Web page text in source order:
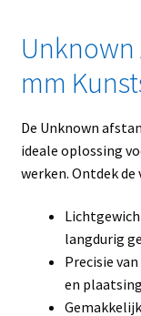
Winkelwagen
Unknown
mm
De Unknown
ideale oplossing
werken. Ontdek de
langdurig
Precisie
en